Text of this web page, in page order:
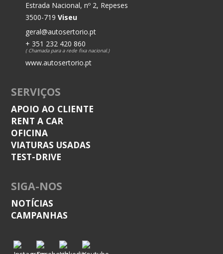
Estrada Nacional, nº 2, Repeses
3500-719Viseu
geral@autosertorio.pt
+ 351 232 420 860
( Chamada para a rede fixa nacional.)
www.autosertorio.pt
SERVIÇOS
APOIO AO CLIENTE
RENT A CAR
OFICINA
VIATURAS USADAS
TEST-DRIVE
SIGA-NOS
NOTÍCIAS
CAMPANHAS